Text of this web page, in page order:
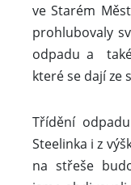
11. 4. 2024 se
ve Starém
prohlubovaly
které se dají
Třídění